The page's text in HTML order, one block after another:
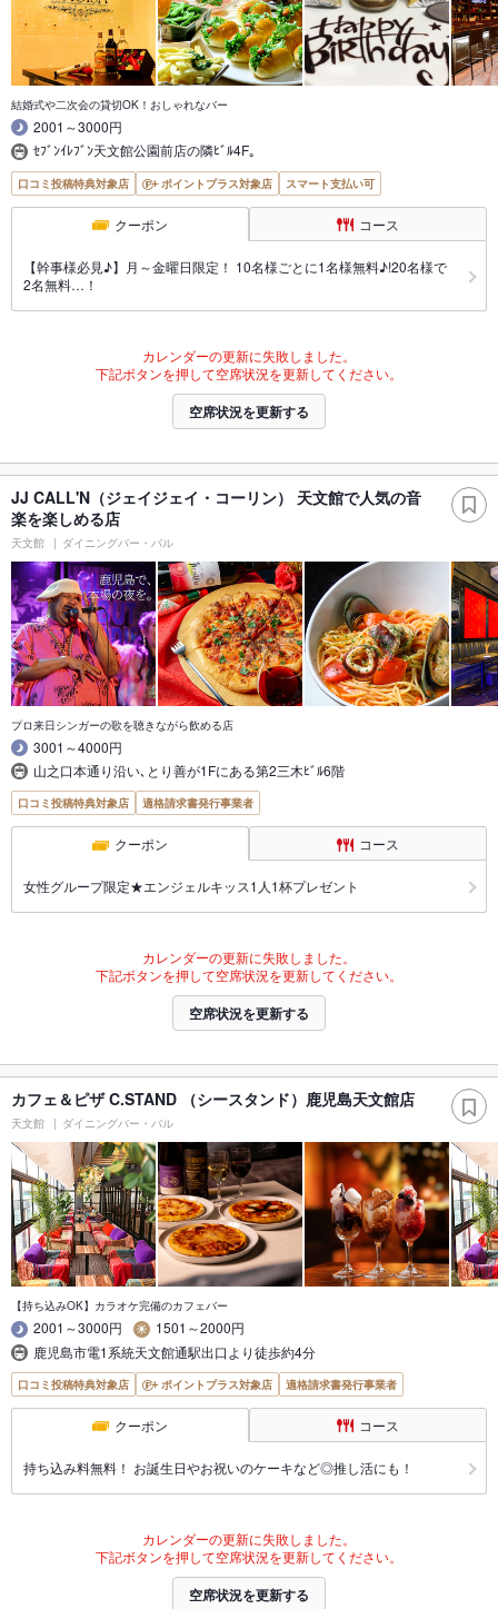
結婚式や二次会の貸切OK！おしゃれなバー
2001～3000円
ｾﾌﾞﾝｲﾚﾌﾞﾝ天文館公園前店の隣ﾋﾞﾙ4F｡
口コミ投稿特典対象店 ポイントプラス対象店 スマート支払い可
クーポン コース
【幹事様必見♪】月～金曜日限定！ 10名様ごとに1名様無料♪!20名様で
2名無料…！
カレンダーの更新に失敗しました。
下記ボタンを押して空席状況を更新してください。
空席状況を更新する
JJ CALL'N（ジェイジェイ・コーリン） 天文館で人気の音
楽を楽しめる店
天文館 ダイニングバー・バル
プロ来日シンガーの歌を聴きながら飲める店
3001～4000円
山之口本通り沿い､とり善が1Fにある第2三木ﾋﾞﾙ6階
口コミ投稿特典対象店 適格請求書発行事業者
クーポン コース
女性グループ限定★エンジェルキッス1人1杯プレゼント
カレンダーの更新に失敗しました。
下記ボタンを押して空席状況を更新してください。
空席状況を更新する
カフェ＆ピザ C.STAND （シースタンド）鹿児島天文館店
天文館 ダイニングバー・バル
【持ち込みOK】カラオケ完備のカフェバー
2001～3000円
1501～2000円
鹿児島市電1系統天文館通駅出口より徒歩約4分
口コミ投稿特典対象店 ポイントプラス対象店 適格請求書発行事業者
クーポン コース
持ち込み料無料！ お誕生日やお祝いのケーキなど◎推し活にも！
カレンダーの更新に失敗しました。
下記ボタンを押して空席状況を更新してください。
空席状況を更新する